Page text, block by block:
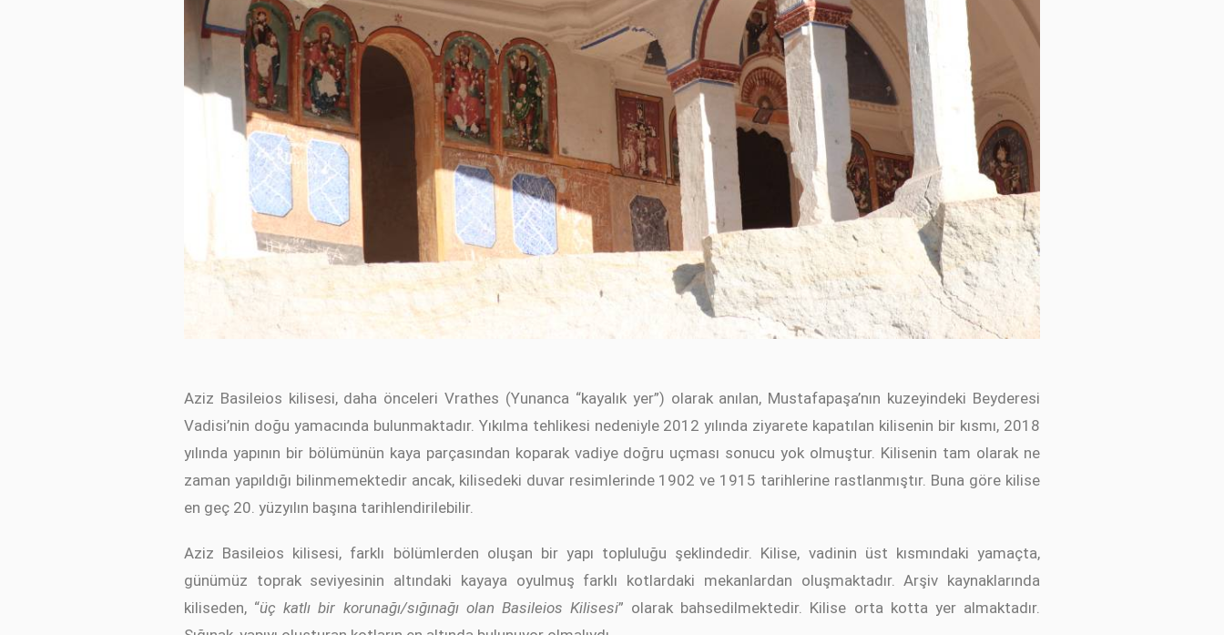
Aziz Basileios kilisesi, daha önceleri Vrathes (Yunanca “kayalık yer”) olarak anılan, Mustafapaşa’nın kuzeyindeki Beyderesi
Vadisi’nin doğu yamacında bulunmaktadır. Yıkılma tehlikesi nedeniyle 2012 yılında ziyarete kapatılan kilisenin bir kısmı, 2018
yılında yapının bir bölümünün kaya parçasından koparak vadiye doğru uçması sonucu yok olmuştur. Kilisenin tam olarak ne
zaman yapıldığı bilinmemektedir ancak, kilisedeki duvar resimlerinde 1902 ve 1915 tarihlerine rastlanmıştır. Buna göre kilise
en geç 20. yüzyılın başına tarihlendirilebilir.
Aziz Basileios kilisesi, farklı bölümlerden oluşan bir yapı topluluğu şeklindedir. Kilise, vadinin üst kısmındaki yamaçta,
günümüz toprak seviyesinin altındaki kayaya oyulmuş farklı kotlardaki mekanlardan oluşmaktadır. Arşiv kaynaklarında
kiliseden, “üç katlı bir korunağı/sığınağı olan Basileios Kilisesi” olarak bahsedilmektedir. Kilise orta kotta yer almaktadır.